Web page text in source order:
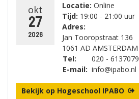
okt
27
2026
Locatie: Online
Tijd: 19:00 - 21:00 uur
Adres:
Jan Tooropstraat 136
1061 AD AMSTERDAM
Tel:
E-mail:
020 - 6137079
info@ipabo.nl
Bekijk op Hogeschool IPABO